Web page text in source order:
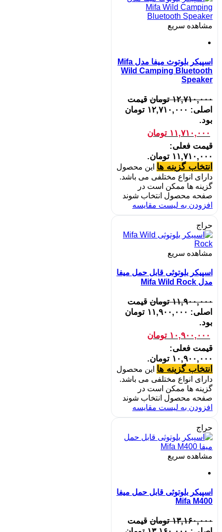
مشاهده سریع
اسپیکر بلوتوث میفا مدل Mifa
Wild Camping Bluetooth
Speaker
۱۲,۷۱۰,۰۰۰ تومان قیمت
اصلی: ۱۲,۷۱۰,۰۰۰ تومان
بود.
۱۱,۷۱۰,۰۰۰ تومان
قیمت فعلی:
۱۱,۷۱۰,۰۰۰ تومان.
انتخاب گزینه ها این محصول
دارای انواع مختلفی می باشد.
گزینه ها ممکن است در
صفحه محصول انتخاب شوند
افزودن به لیست مقایسه
حراج
مشاهده سریع
اسپیکر بلوتوثی قابل حمل میفا
مدل Mifa Wild Rock
۱۱,۹۰۰,۰۰۰ تومان قیمت
اصلی: ۱۱,۹۰۰,۰۰۰ تومان
بود.
۱۰,۹۰۰,۰۰۰ تومان
قیمت فعلی:
۱۰,۹۰۰,۰۰۰ تومان.
انتخاب گزینه ها این محصول
دارای انواع مختلفی می باشد.
گزینه ها ممکن است در
صفحه محصول انتخاب شوند
افزودن به لیست مقایسه
حراج
مشاهده سریع
اسپیکر بلوتوثی قابل حمل میفا
Mifa M400
۱۳,۱۶۰,۰۰۰ تومان قیمت